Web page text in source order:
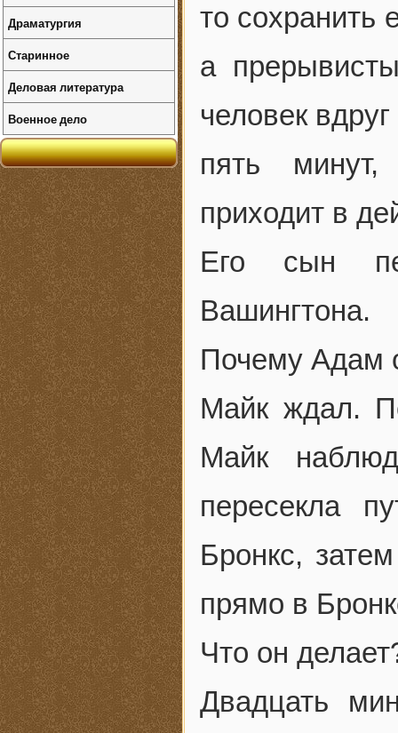
то сохранить
а
человек
пять
приходит в
Его сын
Вашингтона.
Почему Адам
Майк ждал.
Майк
пересекла
Бронкс,
прямо в
Что он
Двадцать
Драматургия
Старинное
Деловая литература
Военное дело